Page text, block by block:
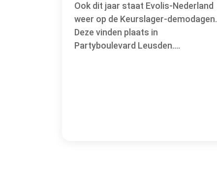
Ook dit jaar staat Evolis-Nederland
weer op de Keurslager-demodagen.
Deze vinden plaats in
Partyboulevard Leusden....